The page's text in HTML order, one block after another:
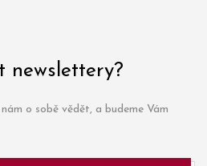
newslettery?
o sobě vědět, a budeme Vám